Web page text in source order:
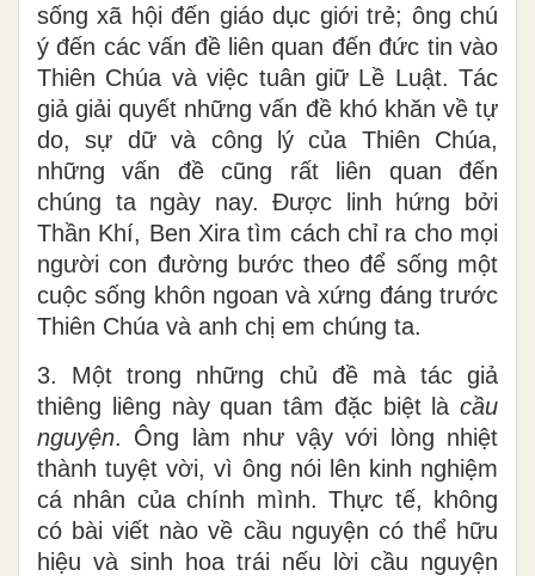
sống xã hội đến giáo dục giới trẻ; ông chú
ý đến các vấn đề liên quan đến đức tin vào
Thiên Chúa và việc tuân giữ Lề Luật. Tác
giả giải quyết những vấn đề khó khăn về tự
do, sự dữ và công lý của Thiên Chúa,
những vấn đề cũng rất liên quan đến
chúng ta ngày nay. Được linh hứng bởi
Thần Khí, Ben Xira tìm cách chỉ ra cho mọi
người con đường bước theo để sống một
cuộc sống khôn ngoan và xứng đáng trước
Thiên Chúa và anh chị em chúng ta.
3. Một trong những chủ đề mà tác giả
thiêng liêng này quan tâm đặc biệt là cầu
nguyện. Ông làm như vậy với lòng nhiệt
thành tuyệt vời, vì ông nói lên kinh nghiệm
cá nhân của chính mình. Thực tế, không
có bài viết nào về cầu nguyện có thể hữu
hiệu và sinh hoa trái nếu lời cầu nguyện